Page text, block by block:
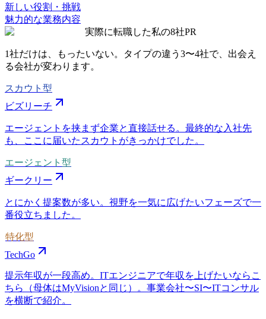
新しい役割・挑戦
魅力的な業務内容
実際に転職した私の8社PR
1社だけは、もったいない。タイプの違う 3〜4社で、出会え
る会社が変わります。
スカウト型
ビズリーチ
エージェントを挟まず企業と直接話せる。最終的な入社先
も、ここに届いたスカウトがきっかけでした。
エージェント型
ギークリー
とにかく提案数が多い。視野を一気に広げたいフェーズで一
番役立ちました。
特化型
TechGo
提示年収が一段高め。ITエンジニアで年収を上げたいならこ
ちら（母体はMyVisionと同じ）。事業会社〜SI〜ITコンサル
を横断で紹介。